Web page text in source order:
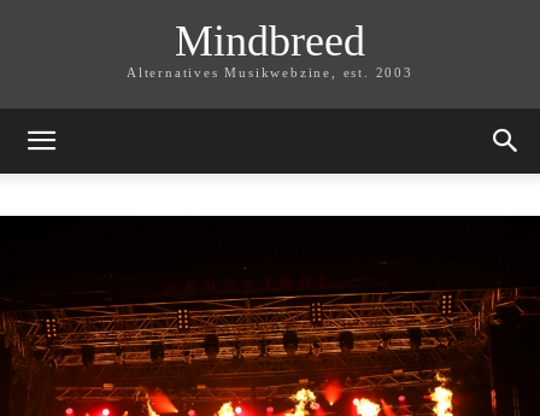
Mindbreed
Alternatives Musikwebzine, est. 2003